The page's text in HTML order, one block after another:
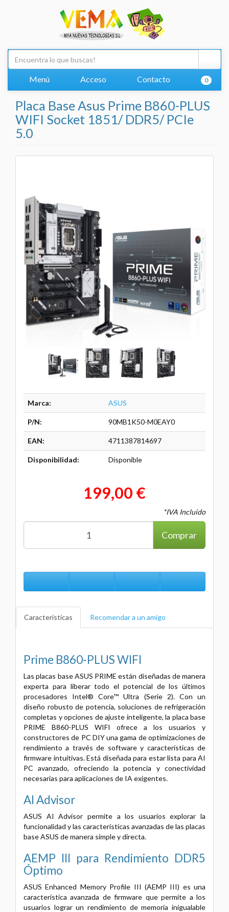
Menú Acceso Contacto 0
Placa Base Asus Prime B860-PLUS
WIFI Socket 1851/ DDR5/ PCIe
5.0
Marca: ASUS
P/N: 90MB1K50-M0EAY0
EAN: 4711387814697
Disponibilidad: Disponible
199,00 €
*IVA Incluido
Comprar
Características Recomendar a un amigo
Prime B860-PLUS WIFI
Las placas base ASUS PRIME están diseñadas de manera
experta para liberar todo el potencial de los últimos
procesadores Intel® Core™ Ultra (Serie 2). Con un
diseño robusto de potencia, soluciones de refrigeración
completas y opciones de ajuste inteligente, la placa base
PRIME B860-PLUS WIFI ofrece a los usuarios y
constructores de PC DIY una gama de optimizaciones de
rendimiento a través de software y características de
firmware intuitivas. Está diseñada para estar lista para AI
PC avanzado, ofreciendo la potencia y conectividad
necesarias para aplicaciones de IA exigentes.
AI Advisor
ASUS AI Advisor permite a los usuarios explorar la
funcionalidad y las características avanzadas de las placas
base ASUS de manera simple y directa.
AEMP III para Rendimiento DDR5
Óptimo
ASUS Enhanced Memory Profile III (AEMP III) es una
característica avanzada de firmware que permite a los
usuarios lograr un rendimiento de memoria inigualable